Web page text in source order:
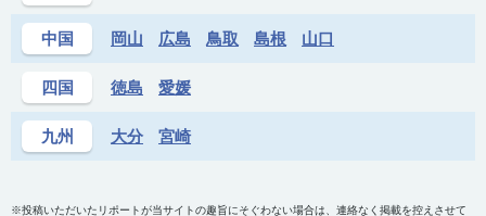
中国 岡山 広島 鳥取 島根 山口
四国 徳島 愛媛
九州 大分 宮崎
※投稿いただいたリポートが当サイトの趣旨にそぐわない場合は、連絡なく掲載を控えさせて